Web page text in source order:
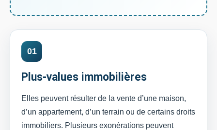
01
Plus-values immobilières
Elles peuvent résulter de la vente d’une maison,
d’un appartement, d’un terrain ou de certains droits
immobiliers. Plusieurs exonérations peuvent